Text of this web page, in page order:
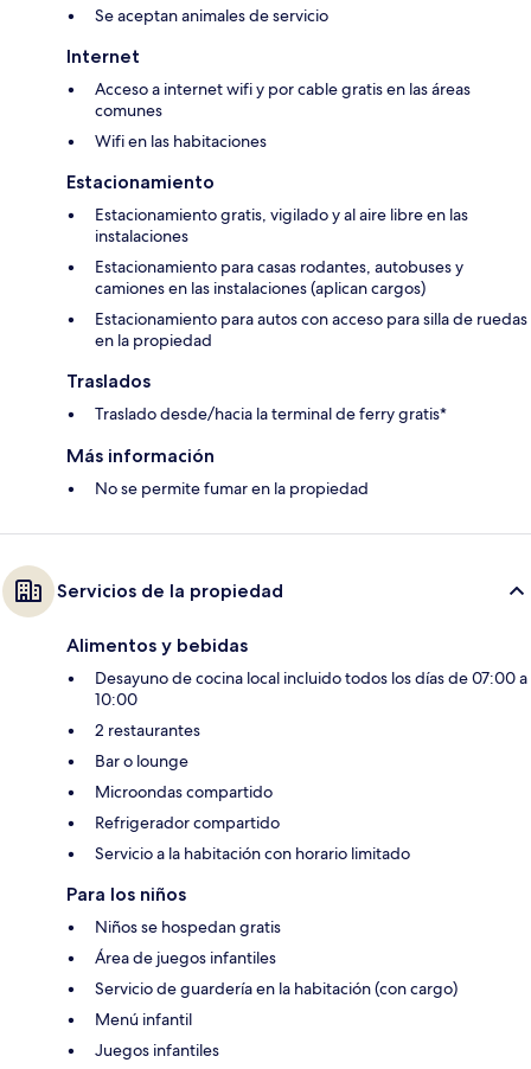
Se aceptan animales de servicio
Internet
Acceso a internet wifi y por cable gratis en las áreas
comunes
Wifi en las habitaciones
Estacionamiento
Estacionamiento gratis, vigilado y al aire libre en las
instalaciones
Estacionamiento para casas rodantes, autobuses y
camiones en las instalaciones (aplican cargos)
Estacionamiento para autos con acceso para silla de ruedas
en la propiedad
Traslados
Traslado desde/hacia la terminal de ferry gratis*
Más información
No se permite fumar en la propiedad
Servicios de la propiedad
Alimentos y bebidas
Desayuno de cocina local incluido todos los días de 07:00 a
10:00
2 restaurantes
Bar o lounge
Microondas compartido
Refrigerador compartido
Servicio a la habitación con horario limitado
Para los niños
Niños se hospedan gratis
Área de juegos infantiles
Servicio de guardería en la habitación (con cargo)
Menú infantil
Juegos infantiles